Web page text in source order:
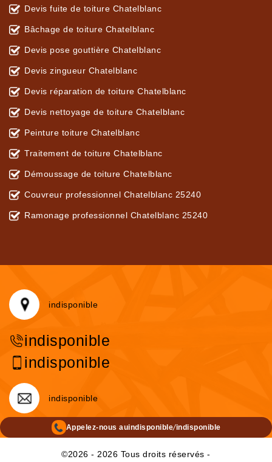
Devis fuite de toiture Chatelblanc
Bâchage de toiture Chatelblanc
Devis pose gouttière Chatelblanc
Devis zingueur Chatelblanc
Devis réparation de toiture Chatelblanc
Devis nettoyage de toiture Chatelblanc
Peinture toiture Chatelblanc
Traitement de toiture Chatelblanc
Démoussage de toiture Chatelblanc
Couvreur professionnel Chatelblanc 25240
Ramonage professionnel Chatelblanc 25240
indisponible
indisponible
indisponible
indisponible
Appelez-nous auindisponible/indisponible
©2026 - 2026 Tous droits réservés -